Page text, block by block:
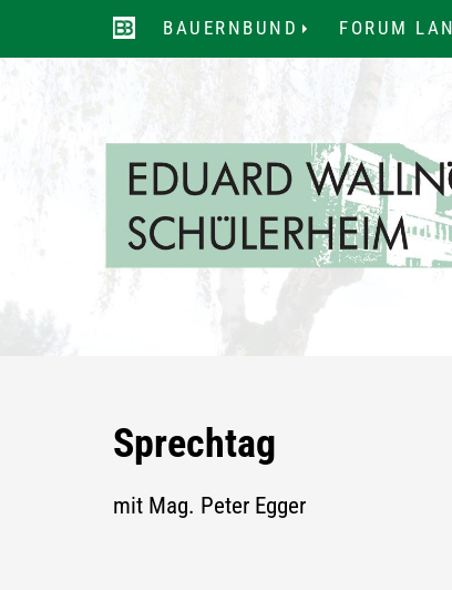
BAUERNBUND FORUM
Sprechtag
mit Mag. Peter Egger